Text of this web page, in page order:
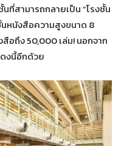
สามารถกลายเป็น “โรงชั้น
หนังสือความสูงขนาด 8
อถึง 50,000 เล่ม! นอกจาก
งนี้อีกด้วย